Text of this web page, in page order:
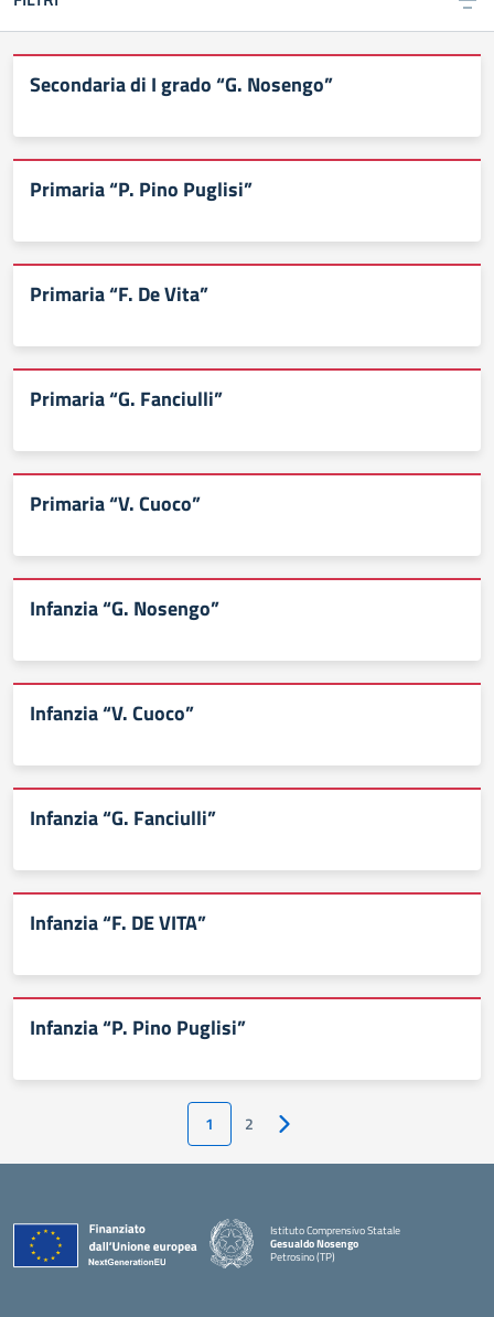
Secondaria di I grado “G. Nosengo”
Primaria “P. Pino Puglisi”
Primaria “F. De Vita”
Primaria “G. Fanciulli”
Primaria “V. Cuoco”
Infanzia “G. Nosengo”
Infanzia “V. Cuoco”
Infanzia “G. Fanciulli”
Infanzia “F. DE VITA”
Infanzia “P. Pino Puglisi”
1 2 Pagina successiva
Istituto Comprensivo Statale
Gesualdo Nosengo
Petrosino (TP)